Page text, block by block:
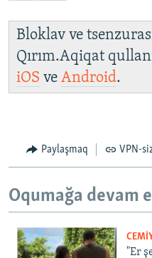
Bloklav ve
Qırım.Aqiqat
iOS ve Android.
Paylaşmaq VPN-
Oqumağa devam
"Er